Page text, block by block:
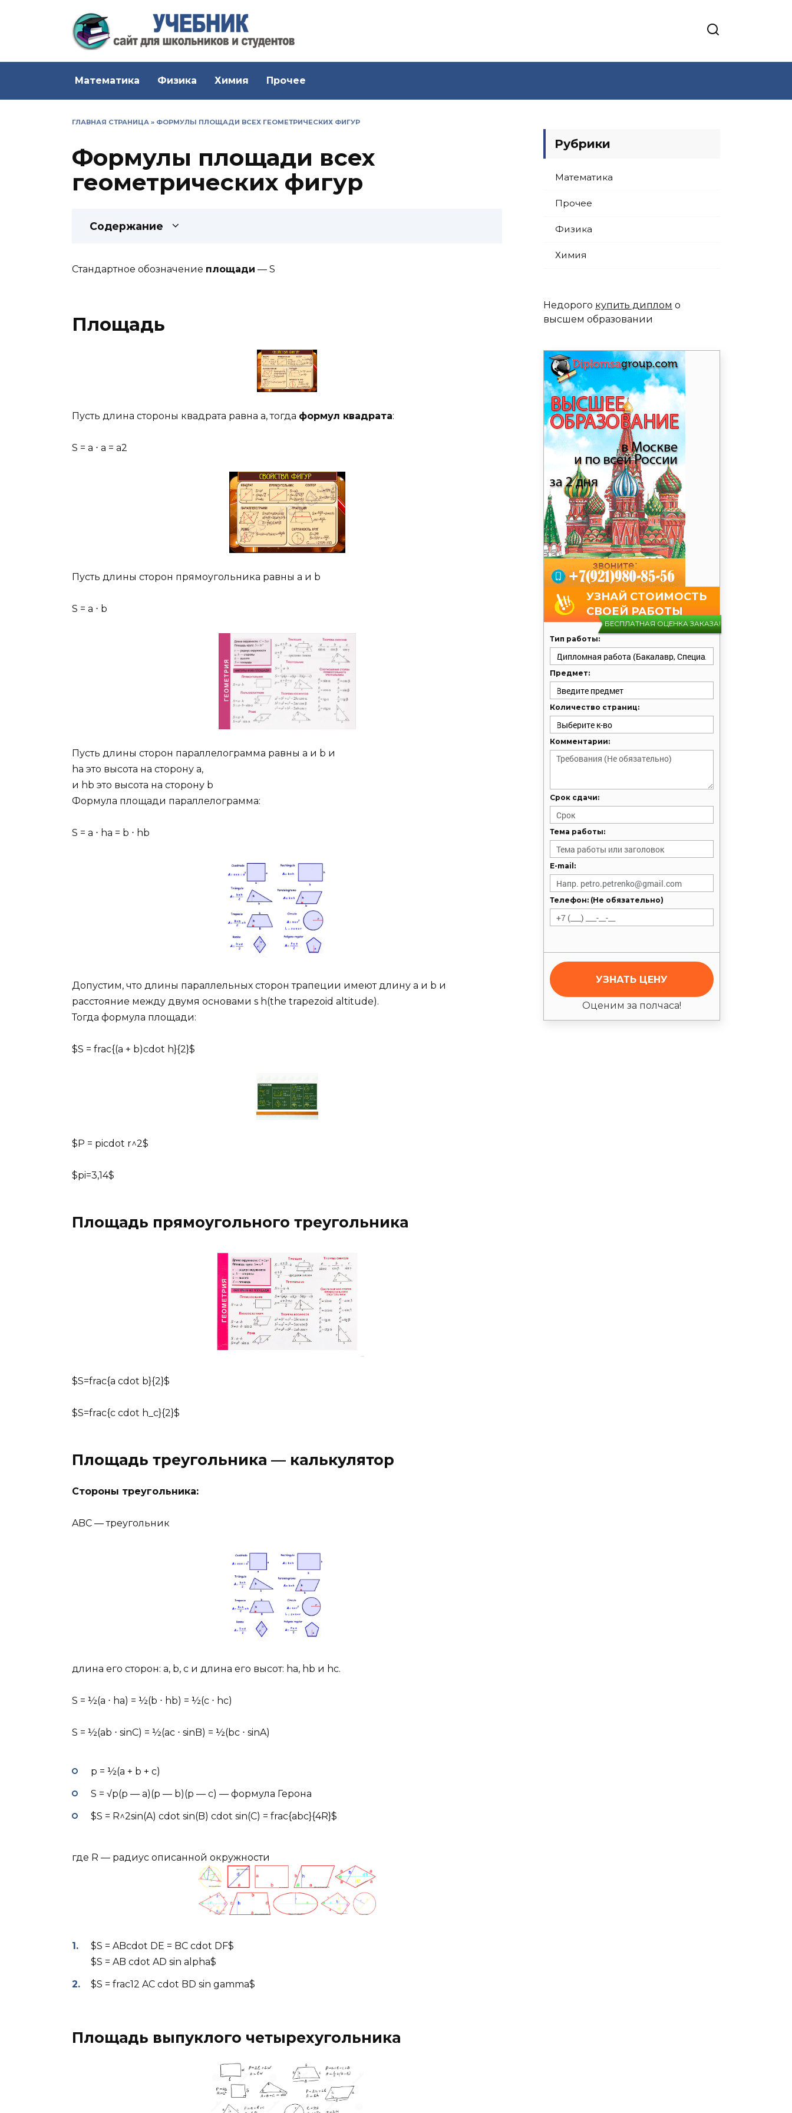
Математика Физика Химия Прочее
ГЛАВНАЯ СТРАНИЦА » ФОРМУЛЫ ПЛОЩАДИ ВСЕХ ГЕОМЕТРИЧЕСКИХ ФИГУР
Формулы площади всех
геометрических фигур
Содержание
Стандартное обозначение площади — S
Площадь
Пусть длина стороны квадрата равна a, тогда формул квадрата:
S = a ⋅ a = a2
Пусть длины сторон прямоугольника равны a и b
S = a ⋅ b
Пусть длины сторон параллелограмма равны a и b и
ha это высота на сторону a,
и hb это высота на сторону b
Формула площади параллелограмма:
S = a ⋅ ha = b ⋅ hb
Допустим, что длины параллельных сторон трапеции имеют длину a и b и
расстояние между двумя основами s h(the trapezoid altitude).
Тогда формула площади:
$S = frac{(a + b)cdot h}{2}$
$P = picdot r^2$
$pi=3,14$
Площадь прямоугольного треугольника
$S=frac{a cdot b}{2}$
$S=frac{c cdot h_c}{2}$
Площадь треугольника — калькулятор
Стороны треугольника:
ABC — треугольник
длина его сторон: a, b, c и длина его высот: ha, hb и hc.
S = ½(a ⋅ ha) = ½(b ⋅ hb) = ½(c ⋅ hc)
S = ½(ab ⋅ sinC) = ½(ac ⋅ sinB) = ½(bc ⋅ sinA)
p = ½(a + b + c)
S = √p(p — a)(p — b)(p — c) — формула Герона
$S = R^2sin(A) cdot sin(B) cdot sin(C) = frac{abc}{4R}$
где R — радиус описанной окружности
$S = ABcdot DE = BC cdot DF$
$S = AB cdot AD sin alpha$
$S = frac12 AC cdot BD sin gamma$
Площадь выпуклого четырехугольника
Рубрики
Математика
Прочее
Физика
Химия
Недорого купить диплом о
высшем образовании
УЗНАЙ СТОИМОСТЬ
СВОЕЙ РАБОТЫ
БЕСПЛАТНАЯ ОЦЕНКА ЗАКАЗА!
Тип работы:
Предмет:
Количество страниц:
Комментарии:
Срок сдачи:
Тема работы:
E-mail:
Телефон: (Не обязательно)
УЗНАТЬ ЦЕНУ
Оценим за полчаса!